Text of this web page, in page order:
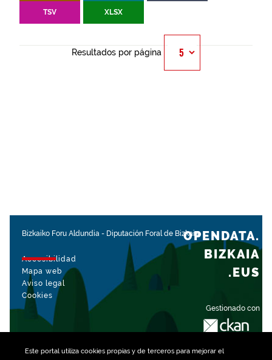
Este portal utiliza cookiespropias y de terceros para mejorar el
TSV XLSX
Resultados por página
Bizkaiko Foru Aldundia - Diputación Foral de Bizkaia
Accesibilidad
Mapa web
Aviso legal
Cookies
Gestionado con
OPENDATA.
BIZKAIA
.EUS